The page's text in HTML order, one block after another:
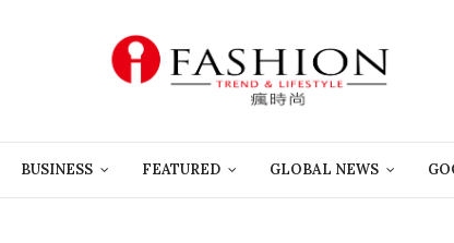
BUSINESS FEATURED GLOBAL NEWS